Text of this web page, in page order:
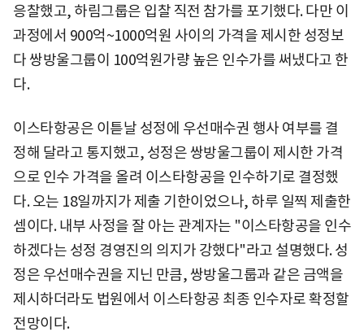
응찰했고, 하림그룹은 입찰 직전 참가를 포기했다. 다만 이
과정에서 900억~1000억원 사이의 가격을 제시한 성정보
다 쌍방울그룹이 100억원가량 높은 인수가를 써냈다고 한
다.
이스타항공은 이튿날 성정에 우선매수권 행사 여부를 결
정해 달라고 통지했고, 성정은 쌍방울그룹이 제시한 가격
으로 인수 가격을 올려 이스타항공을 인수하기로 결정했
다. 오는 18일까지가 제출 기한이었으나, 하루 일찍 제출한
셈이다. 내부 사정을 잘 아는 관계자는 "이스타항공을 인수
하겠다는 성정 경영진의 의지가 강했다"라고 설명했다. 성
정은 우선매수권을 지닌 만큼, 쌍방울그룹과 같은 금액을
제시하더라도 법원에서 이스타항공 최종 인수자로 확정할
전망이다.